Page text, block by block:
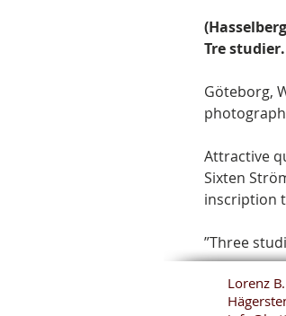
Tre studier.
Göteborg,
Attractive
Sixten
inscription
”Three
Lorenz